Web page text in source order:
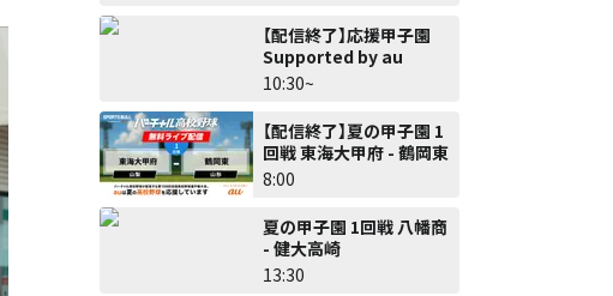
【配信終了】応援甲子園
Supported by au
10:30~
【配信終了】夏の甲子園 1
回戦 東海大甲府 - 鶴岡東
8:00
夏の甲子園 1回戦 八幡商
- 健大高崎
13:30